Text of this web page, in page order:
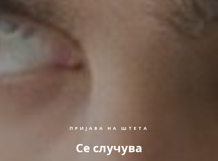
ПРИЈАВА НА ШТЕТА
Се случува